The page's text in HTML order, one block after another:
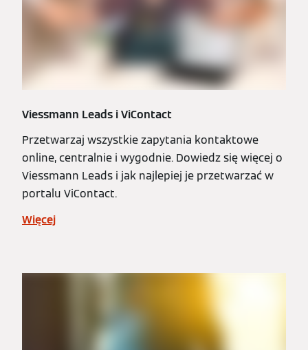
Viessmann Leads i ViContact
Przetwarzaj wszystkie zapytania kontaktowe
online, centralnie i wygodnie. Dowiedz się więcej o
Viessmann Leads i jak najlepiej je przetwarzać w
portalu ViContact.
Więcej